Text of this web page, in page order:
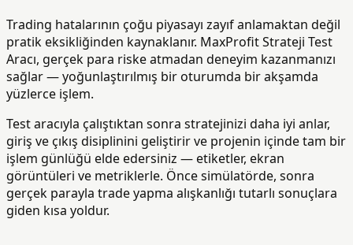
Trading hatalarının çoğu piyasayı zayıf anlamaktan değil
pratik eksikliğinden kaynaklanır. MaxProfit Strateji Test
Aracı, gerçek para riske atmadan deneyim kazanmanızı
sağlar — yoğunlaştırılmış bir oturumda bir akşamda
yüzlerce işlem.
Test aracıyla çalıştıktan sonra stratejinizi daha iyi anlar,
giriş ve çıkış disiplinini geliştirir ve projenin içinde tam bir
işlem günlüğü elde edersiniz — etiketler, ekran
görüntüleri ve metriklerle. Önce simülatörde, sonra
gerçek parayla trade yapma alışkanlığı tutarlı sonuçlara
giden kısa yoldur.